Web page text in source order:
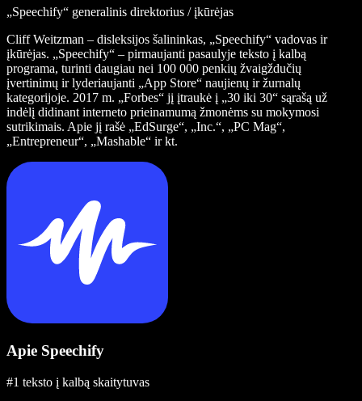
„Speechify“ generalinis direktorius / įkūrėjas
Cliff Weitzman – disleksijos šalininkas, „Speechify“ vadovas ir
įkūrėjas. „Speechify“ – pirmaujanti pasaulyje teksto į kalbą
programa, turinti daugiau nei 100 000 penkių žvaigždučių
įvertinimų ir lyderiaujanti „App Store“ naujienų ir žurnalų
kategorijoje. 2017 m. „Forbes“ jį įtraukė į „30 iki 30“ sąrašą už
indėlį didinant interneto prieinamumą žmonėms su mokymosi
sutrikimais. Apie jį rašė „EdSurge“, „Inc.“, „PC Mag“,
„Entrepreneur“, „Mashable“ ir kt.
Apie Speechify
#1 teksto į kalbą skaitytuvas